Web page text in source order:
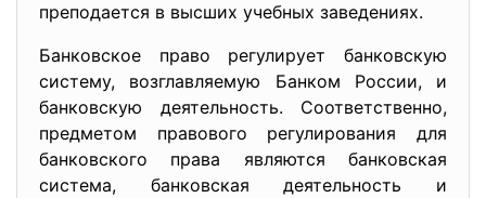
преподается в высших учебных заведениях.
Банковское право регулирует банковскую
систему, возглавляемую Банком России, и
банковскую деятельность. Соответственно,
предметом правового регулирования для
банковского права являются банковская
система, банковская деятельность и